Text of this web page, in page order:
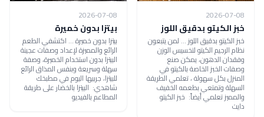
2026-07-08
خبز الكيتو بدقيق اللوز
خبز الكيتو بدقيق اللوز ... لمن يتبعون
نظام الرجيم الكيتو لتخسيس الوزن
وفقدان الدهون، يمكن صنع
وصفات الخبز الخاصة بالكيتو في
المنزل بكل سهولة ، تعلمي الطريقة
السهلة وتمتعي بطعمه الخفيف
والمميز تعلمي أيضاً: خبز الكيتو
دايت
2026-07-08
بيتزا بدون خميرة
بيتزا بدون خميرة ... اكتشفي الطعم
الرائع والمميزة لإعداد وصفات عجينة
البيتزا بدون استخدام الخميرة، وصفة
سهلة وسريعة وبنفس المذاق الرائع
للبيتزا، جربيها اليوم في مطبخك
شاهدي: البيتزا بالخضار على طريقة
المطاعم بالفيديو